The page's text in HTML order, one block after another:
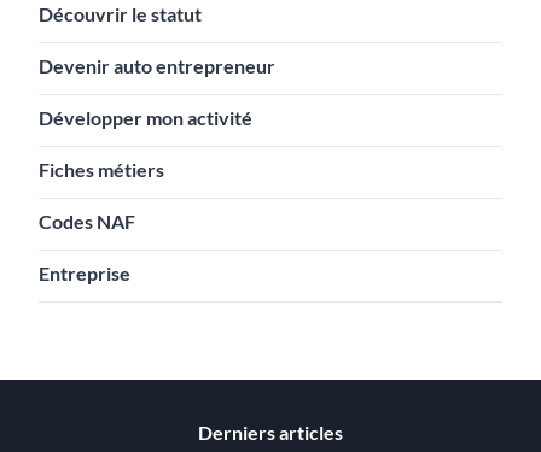
Découvrir le statut
Devenir auto entrepreneur
Développer mon activité
Fiches métiers
Codes NAF
Entreprise
Derniers articles